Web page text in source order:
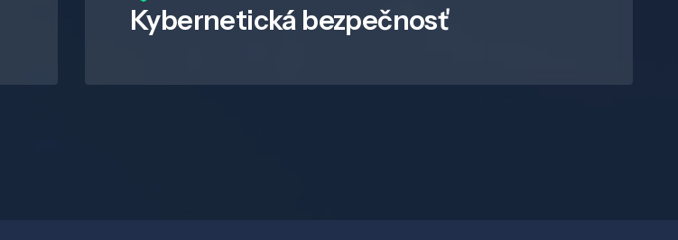
Kybernetická bezpečnosť